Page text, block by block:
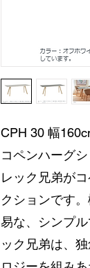
CPH 30 幅
コペンハーグ
レック兄弟が
クションです
易な、シンプ
ック兄弟は、